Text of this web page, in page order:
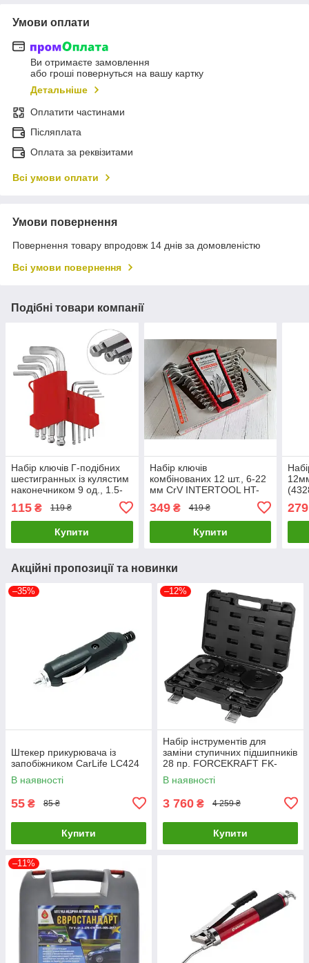
Умови оплати
Ви отримаєте замовлення
або гроші повернуться на вашу картку
Детальніше
Оплатити частинами
Післяплата
Оплата за реквізитами
Всі умови оплати
Умови повернення
Повернення товару впродовж 14 днів за домовленістю
Всі умови повернення
Подібні товари компанії
Набір ключів Г-подібних
шестигранных із кулястим
наконечником 9 од., 1.5-
10 мм, CrV, 55 HRC Small
INTERTOOL HT-0605
LuxPrice
115 ₴ 119 ₴
Купити
Набір ключів
комбінованих 12 шт., 6-22
мм CrV INTERTOOL HT-
349₴ 419 ₴
Купити
279
Акційні пропозиції та новинки
–35%
Штекер прикурювача із
запобіжником CarLife LC424
В наявності
55 ₴ 85 ₴
Купити
–12%
Набір інструментів для
заміни ступичних підшипників
28 пр. FORCEKRAFT FK-
913T2M
В наявності
3 760 ₴ 4 259 ₴
Купити
–11%